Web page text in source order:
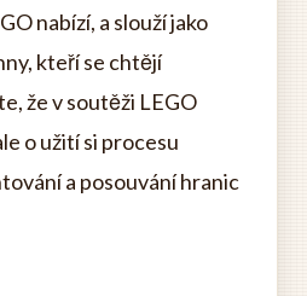
nabízí, a slouží jako
kteří se chtějí
že v soutěži LEGO
o užití si procesu
a posouvání hranic